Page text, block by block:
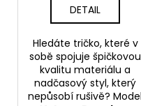
DETAIL
Hledáte tričko, které v
sobě spojuje špičkovou
kvalitu materiálu a
nadčasový styl, který
nepůsobí rušivě? Model